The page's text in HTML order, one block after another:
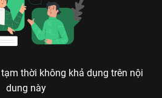
thời không khả dụng trên nội
dung này